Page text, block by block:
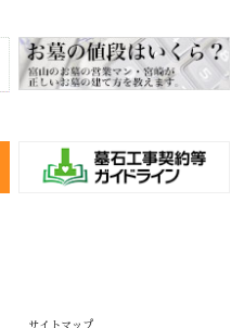
サイトマップ